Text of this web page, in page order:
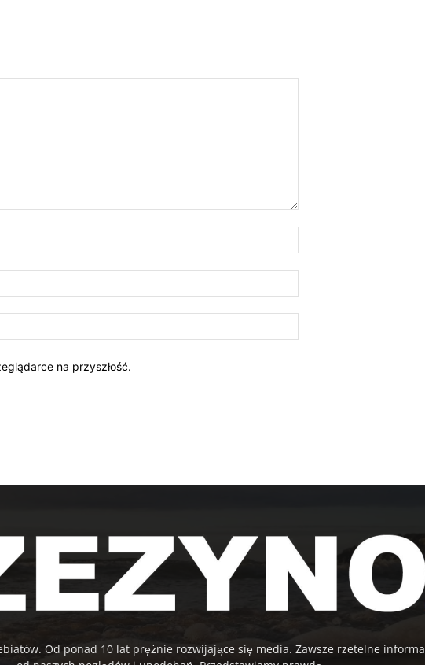
na przyszłość.
Od ponad 10 lat prężnie rozwijające się media. Zawsze rzetelne